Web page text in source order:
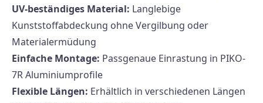
UV-beständiges Material: Langlebige
Kunststoffabdeckung ohne Vergilbung oder
Materialermüdung
Einfache Montage: Passgenaue Einrastung in PIKO-
7R Aluminiumprofile
Flexible Längen: Erhältlich in verschiedenen Längen